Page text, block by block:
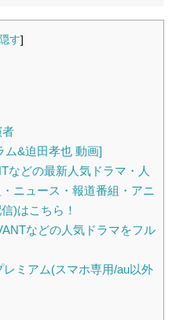
隠す]
ム&迫田孝也 動画]
などの最新人気ドラマ・人
ニュース・報道番組・アニ
)はこちら！
などの人気ドラマをフル
ミアム(スマホ専用/au以外